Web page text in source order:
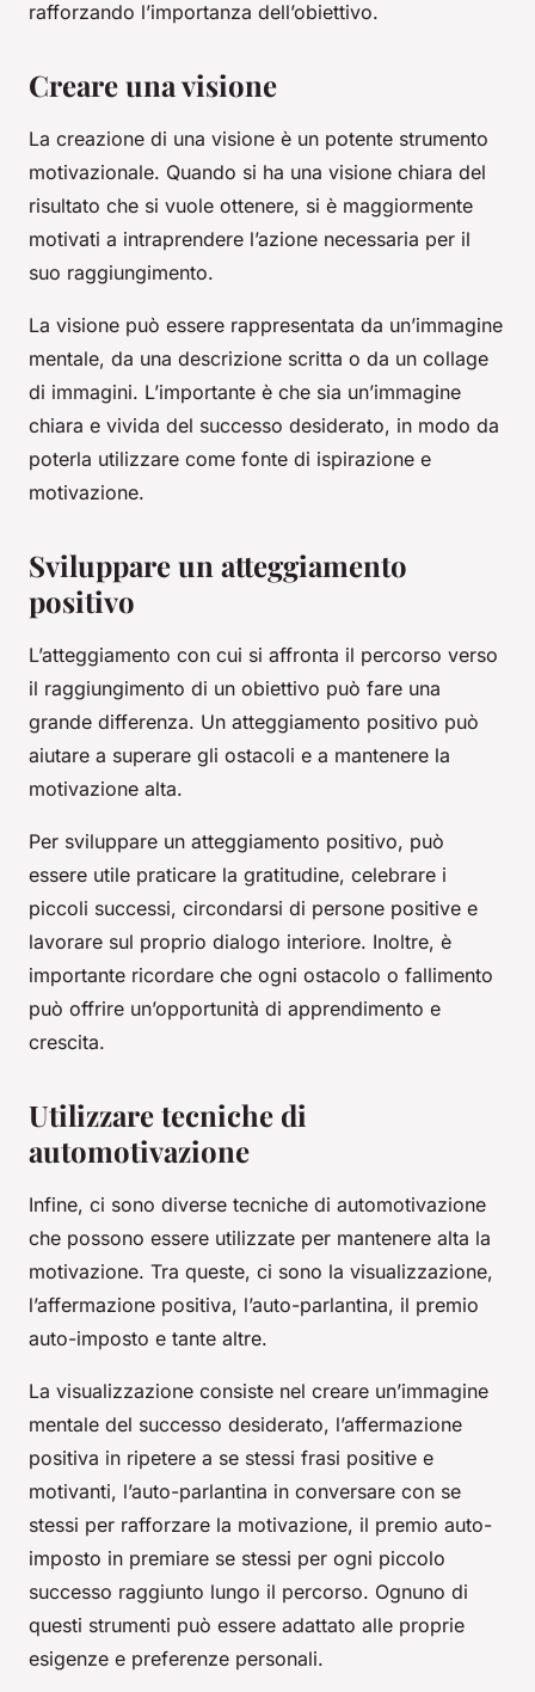
rafforzando l’importanza dell’obiettivo.
Creare una visione
La creazione di una visione è un potente strumento
motivazionale. Quando si ha una visione chiara del
risultato che si vuole ottenere, si è maggiormente
motivati a intraprendere l’azione necessaria per il
suo raggiungimento.
La visione può essere rappresentata da un’immagine
mentale, da una descrizione scritta o da un collage
di immagini. L’importante è che sia un’immagine
chiara e vivida del successo desiderato, in modo da
poterla utilizzare come fonte di ispirazione e
motivazione.
Sviluppare un atteggiamento
positivo
L’atteggiamento con cui si affronta il percorso verso
il raggiungimento di un obiettivo può fare una
grande differenza. Un atteggiamento positivo può
aiutare a superare gli ostacoli e a mantenere la
motivazione alta.
Per sviluppare un atteggiamento positivo, può
essere utile praticare la gratitudine, celebrare i
piccoli successi, circondarsi di persone positive e
lavorare sul proprio dialogo interiore. Inoltre, è
importante ricordare che ogni ostacolo o fallimento
può offrire un’opportunità di apprendimento e
crescita.
Utilizzare tecniche di
automotivazione
Infine, ci sono diverse tecniche di automotivazione
che possono essere utilizzate per mantenere alta la
motivazione. Tra queste, ci sono la visualizzazione,
l’affermazione positiva, l’auto-parlantina, il premio
auto-imposto e tante altre.
La visualizzazione consiste nel creare un’immagine
mentale del successo desiderato, l’affermazione
positiva in ripetere a se stessi frasi positive e
motivanti, l’auto-parlantina in conversare con se
stessi per rafforzare la motivazione, il premio auto-
imposto in premiare se stessi per ogni piccolo
successo raggiunto lungo il percorso. Ognuno di
questi strumenti può essere adattato alle proprie
esigenze e preferenze personali.